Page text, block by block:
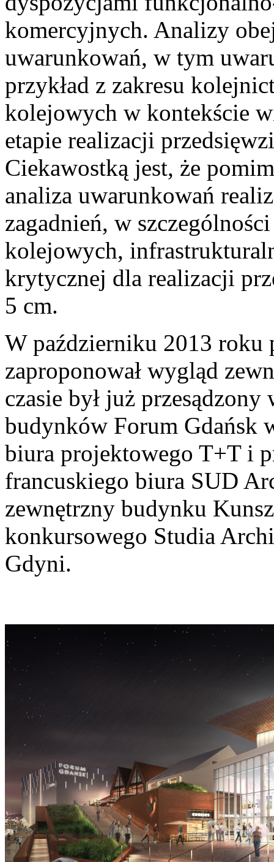
komercyjnych. Analizy
uwarunkowań, w tym
przykład z zakresu
kolejowych w kontekście
etapie realizacji
Ciekawostką jest, że
analiza uwarunkowań
zagadnień, w
kolejowych,
krytycznej dla realizacji
5 cm.
W październiku 2013 roku
zaproponował wygląd
czasie był już
budynków Forum Gdańsk
biura projektowego T+T i
francuskiego biura SUD
zewnętrzny budynku
konkursowego Studia
Gdyni.